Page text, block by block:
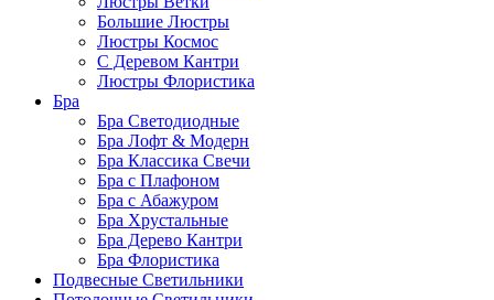
Большие Люстры
Люстры Космос
С Деревом Кантри
Люстры Флористика
Бра
Бра Светодиодные
Бра Лофт & Модерн
Бра Классика Свечи
Бра с Плафоном
Бра с Абажуром
Бра Хрустальные
Бра Дерево Кантри
Бра Флористика
Подвесные Светильники